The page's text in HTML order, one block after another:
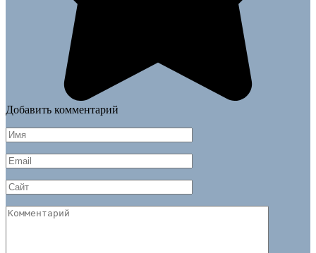
Добавить комментарий
Имя
*
Email
*
Сайт
Комментарий